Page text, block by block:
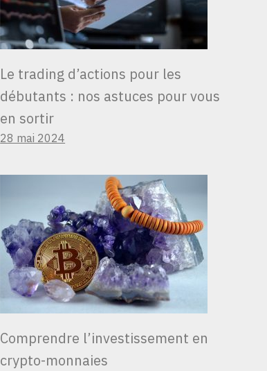
Le trading d’actions pour les
débutants : nos astuces pour vous
en sortir
28 mai 2024
Comprendre l’investissement en
crypto-monnaies